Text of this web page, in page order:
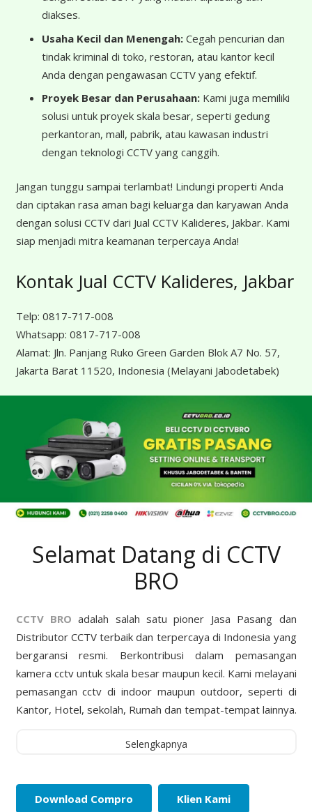
diakses.
Usaha Kecil dan Menengah: Cegah pencurian dan
tindak kriminal di toko, restoran, atau kantor kecil
Anda dengan pengawasan CCTV yang efektif.
Proyek Besar dan Perusahaan: Kami juga memiliki
solusi untuk proyek skala besar, seperti gedung
perkantoran, mall, pabrik, atau kawasan industri
dengan teknologi CCTV yang canggih.
Jangan tunggu sampai terlambat! Lindungi properti Anda
dan ciptakan rasa aman bagi keluarga dan karyawan Anda
dengan solusi CCTV dari Jual CCTV Kalideres, Jakbar. Kami
siap menjadi mitra keamanan terpercaya Anda!
Kontak Jual CCTV Kalideres, Jakbar
Telp: 0817-717-008
Whatsapp: 0817-717-008
Alamat: Jln. Panjang Ruko Green Garden Blok A7 No. 57,
Jakarta Barat 11520, Indonesia (Melayani Jabodetabek)
Selamat Datang di CCTV
BRO
CCTV BRO adalah salah satu pioner Jasa Pasang dan
Distributor CCTV terbaik dan terpercaya di Indonesia yang
bergaransi resmi. Berkontribusi dalam pemasangan
kamera cctv untuk skala besar maupun kecil. Kami melayani
pemasangan cctv di indoor maupun outdoor, seperti di
Kantor, Hotel, sekolah, Rumah dan tempat-tempat lainnya.
Selengkapnya
Download Compro Klien Kami